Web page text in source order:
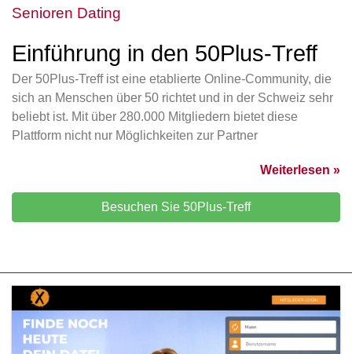
Senioren Dating
Einführung in den 50Plus-Treff
Der 50Plus-Treff ist eine etablierte Online-Community, die
sich an Menschen über 50 richtet und in der Schweiz sehr
beliebt ist. Mit über 280.000 Mitgliedern bietet diese
Plattform nicht nur Möglichkeiten zur Partner
Weiterlesen »
Besuchen Sie 50Plus-Treff